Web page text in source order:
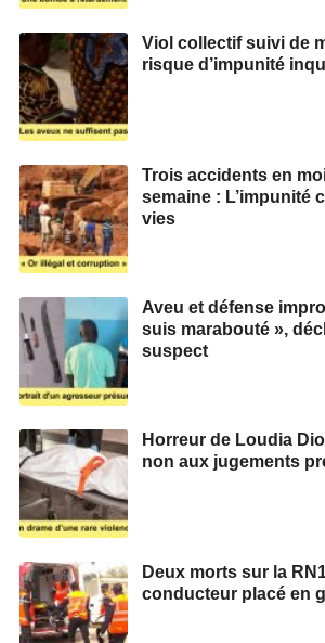
Viol collectif suivi de
risque d’impunité
Trois accidents en
semaine : L’impunité
vies
Aveu et défense
suis marabouté »,
suspect
Horreur de Loudia
non aux jugements
Deux morts sur la
conducteur placé en